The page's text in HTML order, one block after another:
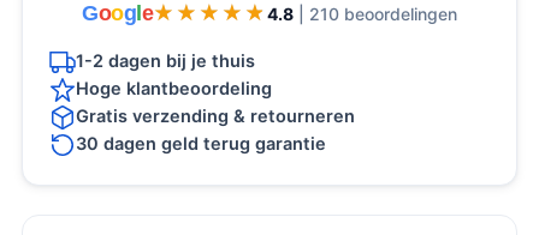
Goog e★★★★★
★★★★★ 4.8 | 210 beoordelingen
1-2 dagen bij je thuis
Hoge klantbeoordeling
Gratis verzending & retourneren
30 dagen geld terug garantie